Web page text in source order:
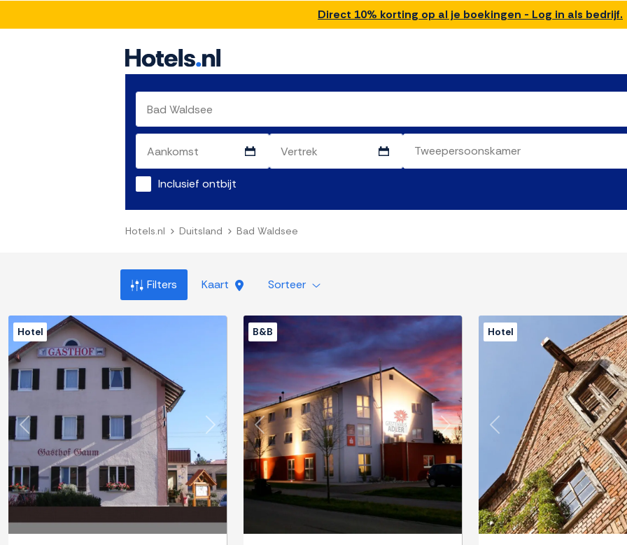
Direct 10% korting op al je boekingen - Log in als bedrijf.
Inclusief ontbijt
Hotels.nl Duitsland Bad Waldsee
Filters Kaart Sorteer
Previous Next
Hotel
Previous Next
B&B
Previous
Hotel